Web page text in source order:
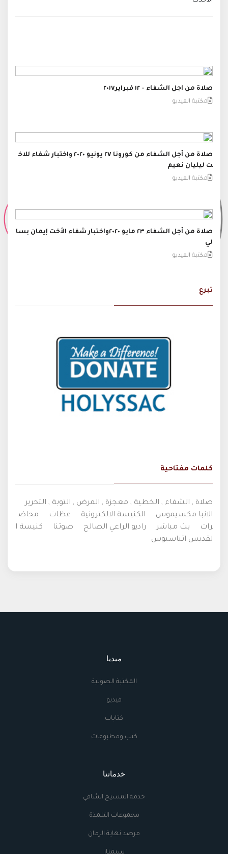
صلاة من اجل الشفاء - ١٢ فبراير٢٠١٧
مكتبة الفيديو
صلاة من أجل الشفاء من كورونا ٢٧ يونيو ٢٠٢٠ واختبار شفاء للاخ
ت ليليان نعيم
مكتبة الفيديو
صلاة من أجل الشفاء ٢٣ مايو ٢٠٢٠واختبار شفاء الأخت إيمان بسا
لي
مكتبة الفيديو
تبرع
كلمات مفتاحية
صلاة , الشفاء , الخطية , معجزة , المرض , التوبة , التحرير
الانبا مكسيموس
الكنيسة الالكترونية عظات
محاض
رات
بث مباشر راديو الراعي الصالح صوتنا
كنيسة ا
لقديس اثناسيوس
ميديا
المكتبة الصوتية
فيديو
كتابات
كتب ومطبوعات
خدماتنا
خدمة المسيح الشافي
مجموعات التلمذة
مرصد نهاية الزمان
سيمنار